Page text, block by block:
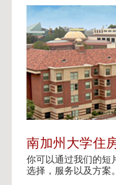
N
E
R
A
C
T
I
V
E
A
P
G
o
t
o
H
o
u
i
n
V
i
d
e
南加州大学住
你可以通过我们的短
选择，服务以及方案。